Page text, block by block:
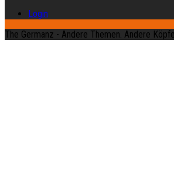
Login
The Germanz - Andere Themen. Andere